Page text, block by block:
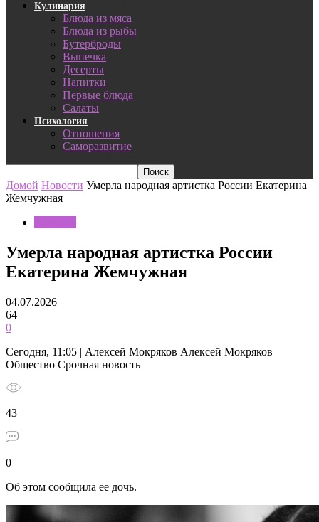
Кулинария
Блюда из мяса
Блюда из рыбы
Бутерброды
Выпечка
Десерты
Напитки
Первые блюда
Салаты
Психология
Отношения
Саморазвитие
Домой Новости Умерла народная артистка России Екатерина
Жемчужная
Умерла народная артистка России
Екатерина Жемчужная
04.07.2026
64
0
Сегодня, 11:05 | Алексей Мокряков Алексей Мокряков
Общество Срочная новость
43
0
Об этом сообщила ее дочь.